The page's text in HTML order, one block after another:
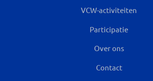
VCW-activiteiten
Participatie
Over ons
Contact